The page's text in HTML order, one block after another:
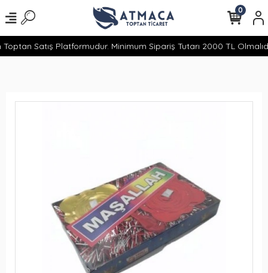
Satış Platformudur. Minimum Sipariş Tutarı 2000 TL
0